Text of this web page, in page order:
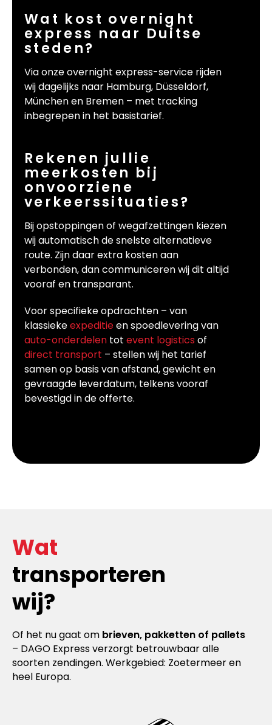
Wat kost overnight
express naar Duitse
steden?
Via onze overnight express-service rijden
wij dagelijks naar Hamburg, Düsseldorf,
München en Bremen – met tracking
inbegrepen in het basistarief.
Rekenen jullie
meerkosten bij
onvoorziene
verkeerssituaties?
Bij opstoppingen of wegafzettingen kiezen
wij automatisch de snelste alternatieve
route. Zijn daar extra kosten aan
verbonden, dan communiceren wij dit altijd
vooraf en transparant.
Voor specifieke opdrachten – van
klassiekeexpeditieen spoedlevering van
auto-onderdelen tot event logistics of
direct transport – stellen wij het tarief
samen op basis van afstand, gewicht en
gevraagde leverdatum, telkens vooraf
bevestigd in de offerte.
Wat
transporteren
wij?
Of het nu gaat om brieven, pakketten of pallets
– DAGO Express verzorgt betrouwbaar alle
soorten zendingen. Werkgebied: Zoetermeer en
heel Europa.